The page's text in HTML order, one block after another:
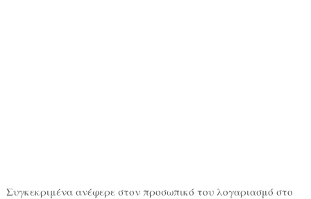
Συγκεκριμένα ανέφερε στον προσωπικό του λογαριασμό στο